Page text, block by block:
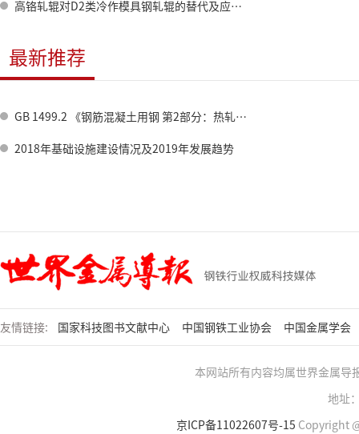
高铬轧辊对D2类冷作模具钢轧辊的替代及应用拓展
最新推荐
GB 1499.2 《钢筋混凝土用钢 第2部分：热轧带肋钢筋》标准修订情况
2018年基础设施建设情况及2019年发展趋势
友情链接: 国家科技图书文献中心 中国钢铁工业协会 中国金属学会
本网站所有内容均属世界金属导
地址
京ICP备11022607号-15 Copyright